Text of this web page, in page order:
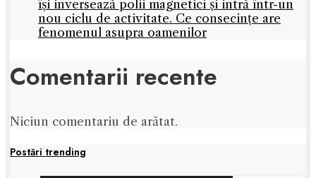
își inversează polii magnetici și intră într-un
nou ciclu de activitate. Ce consecințe are
fenomenul asupra oamenilor
Comentarii recente
Niciun comentariu de arătat.
Postări trending